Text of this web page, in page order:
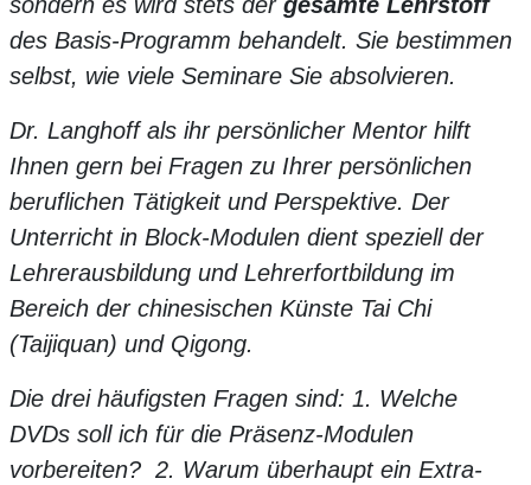
sondern es wird stets der gesamte Lehrstoff
des Basis-Programm behandelt. Sie bestimmen
selbst, wie viele Seminare Sie absolvieren.
Dr. Langhoff als ihr persönlicher Mentor hilft
Ihnen gern bei Fragen zu Ihrer persönlichen
beruflichen Tätigkeit und Perspektive. Der
Unterricht in Block-Modulen dient speziell der
Lehrerausbildung und Lehrerfortbildung im
Bereich der chinesischen Künste Tai Chi
(Taijiquan) und Qigong.
Die drei häufigsten Fragen sind: 1. Welche
DVDs soll ich für die Präsenz-Modulen
vorbereiten? 2. Warum überhaupt ein Extra-